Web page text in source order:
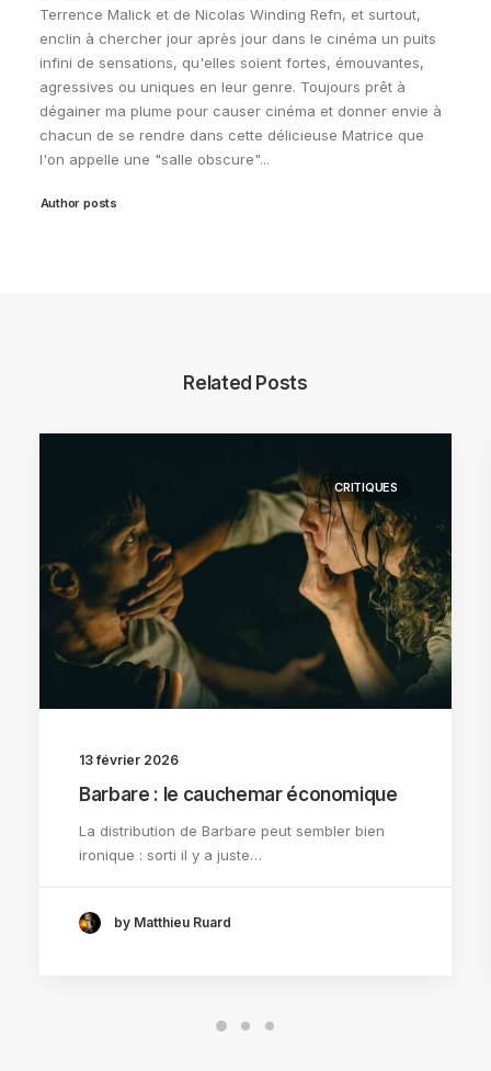
Terrence Malick et de Nicolas Winding Refn, et surtout,
enclin à chercher jour après jour dans le cinéma un puits
infini de sensations, qu'elles soient fortes, émouvantes,
agressives ou uniques en leur genre. Toujours prêt à
dégainer ma plume pour causer cinéma et donner envie à
chacun de se rendre dans cette délicieuse Matrice que
l'on appelle une "salle obscure"...
Author posts
Related Posts
CRITIQUES
13 février 2026
Barbare : le cauchemar économique
La distribution de Barbare peut sembler bien
ironique : sorti il y a juste…
by Matthieu Ruard